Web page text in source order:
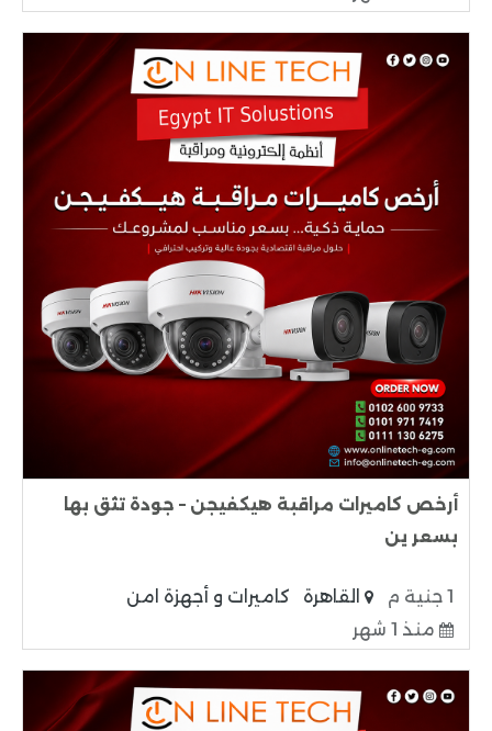
أرخص كاميرات مراقبة هيكفيجن – جودة تثق بها
بسعر ين
1 جنية م القاهرة
كاميرات و أجهزة امن
منذ 1 شهر